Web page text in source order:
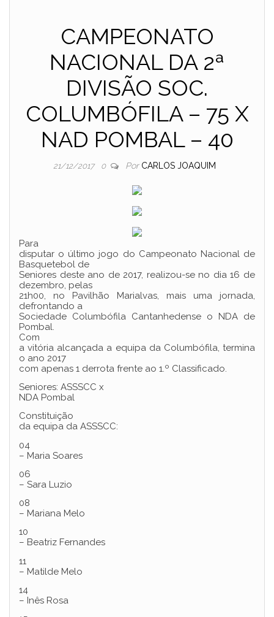
CAMPEONATO
NACIONAL DA 2ª
DIVISÃO SOC.
COLUMBÓFILA – 75 X
NAD POMBAL – 40
21/12/2017 0 Por CARLOS JOAQUIM
Para
disputar o último jogo do Campeonato Nacional de
Basquetebol de
Seniores deste ano de 2017, realizou-se no dia 16 de
dezembro, pelas
21h00, no Pavilhão Marialvas, mais uma jornada,
defrontando a
Sociedade Columbófila Cantanhedense o NDA de
Pombal.
Com
a vitória alcançada a equipa da Columbófila, termina
o ano 2017
com apenas 1 derrota frente ao 1.º Classificado.
Seniores: ASSSCC x
NDA Pombal
Constituição
da equipa da ASSSCC:
04
– Maria Soares
06
– Sara Luzio
08
– Mariana Melo
10
– Beatriz Fernandes
11
– Matilde Melo
14
– Inês Rosa